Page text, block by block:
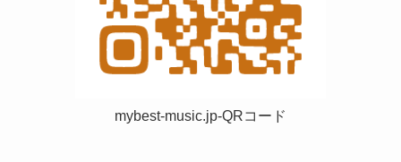
mybest-music.jp-QRコード